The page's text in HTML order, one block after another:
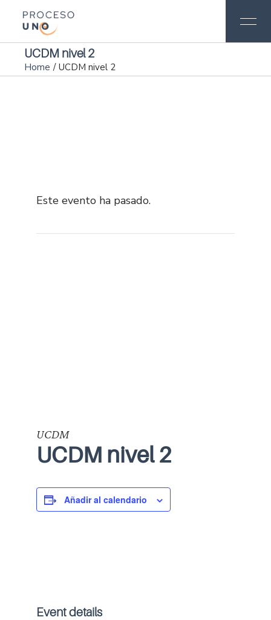
UCDM nivel 2
Home UCDM nivel 2
Este evento ha pasado.
UCDM
UCDM nivel 2
Añadir al calendario
Event details